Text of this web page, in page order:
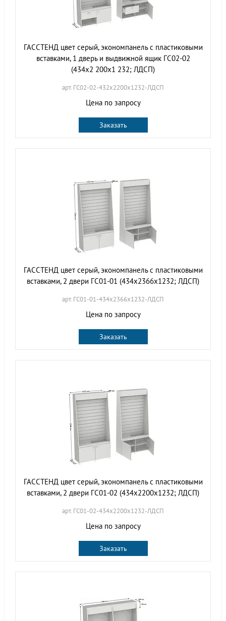
ГАССТЕНД цвет серый, экономпанель с пластиковыми
вставками, 1 дверь и выдвижной ящик ГС02-02
(434х2 200х1 232; ЛДСП)
арт. ГС02-02-432х2200х1232-ЛДСП
Цена по запросу
Заказать
ГАССТЕНД цвет серый, экономпанель с пластиковыми
вставками, 2 двери ГС01-01 (434х2366х1232; ЛДСП)
арт. ГС01-01-434х2366х1232-ЛДСП
Цена по запросу
Заказать
ГАССТЕНД цвет серый, экономпанель с пластиковыми
вставками, 2 двери ГС01-02 (434х2200х1232; ЛДСП)
арт. ГС01-02-434х2200х1232-ЛДСП
Цена по запросу
Заказать